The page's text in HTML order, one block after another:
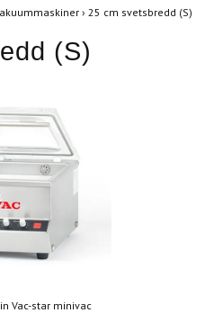
› 25 cm svetsbredd (S)
(S)
Vac-star minivac